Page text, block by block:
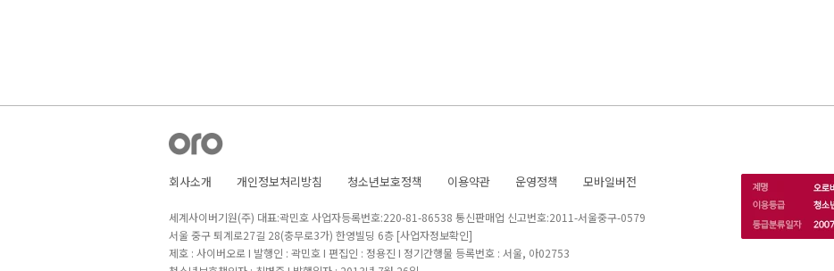
회사소개 개인정보처리방침 청소년보호정책 이용약관 운영정책 모바일버전
세계사이버기원(주) 대표:곽민호 사업자등록번호:220-81-86538 통신판매업 신고번호:2011-서울중구-0579
서울 중구 퇴계로27길 28(충무로3가) 한영빌딩 6층 [사업자정보확인]
제호 : 사이버오로 I 발행인 : 곽민호 I 편집인 : 정용진 I 정기간행물 등록번호 : 서울, 아02753